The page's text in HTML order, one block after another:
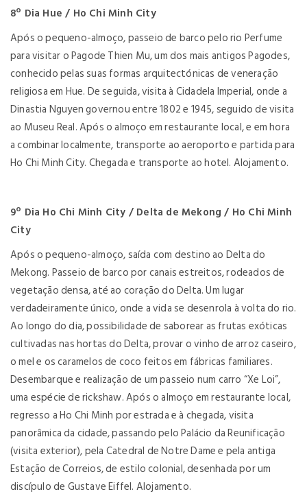
8º Dia Hue / Ho Chi Minh City
Após o pequeno-almoço, passeio de barco pelo rio Perfume
para visitar o Pagode Thien Mu, um dos mais antigos Pagodes,
conhecido pelas suas formas arquitectónicas de veneração
religiosa em Hue. De seguida, visita à Cidadela Imperial, onde a
Dinastia Nguyen governou entre 1802 e 1945, seguido de visita
ao Museu Real. Após o almoço em restaurante local, e em hora
a combinar localmente, transporte ao aeroporto e partida para
Ho Chi Minh City. Chegada e transporte ao hotel. Alojamento.
9º Dia Ho Chi Minh City / Delta de Mekong / Ho Chi Minh
City
Após o pequeno-almoço, saída com destino ao Delta do
Mekong. Passeio de barco por canais estreitos, rodeados de
vegetação densa, até ao coração do Delta. Um lugar
verdadeiramente único, onde a vida se desenrola à volta do rio.
Ao longo do dia, possibilidade de saborear as frutas exóticas
cultivadas nas hortas do Delta, provar o vinho de arroz caseiro,
o mel e os caramelos de coco feitos em fábricas familiares.
Desembarque e realização de um passeio num carro “Xe Loi”,
uma espécie de rickshaw. Após o almoço em restaurante local,
regresso a Ho Chi Minh por estrada e à chegada, visita
panorâmica da cidade, passando pelo Palácio da Reunificação
(visita exterior), pela Catedral de Notre Dame e pela antiga
Estação de Correios, de estilo colonial, desenhada por um
discípulo de Gustave Eiffel. Alojamento.